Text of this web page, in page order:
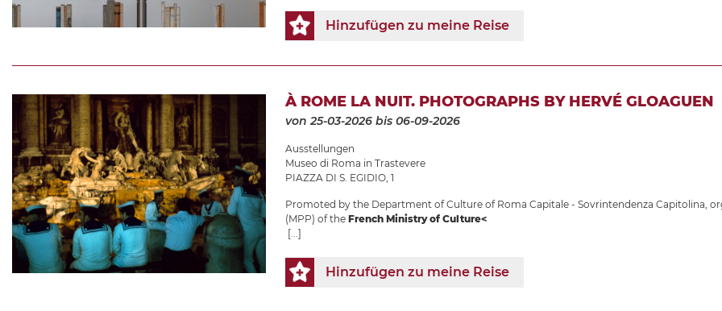
Hinzufügen zu meine Reise
À ROME LA NUIT. PHOTOGRAPHS BY HERVÉ GLOAGUEN
von 25-03-2026 bis 06-09-2026
Ausstellungen
Museo di Roma in Trastevere
PIAZZA DI S. EGIDIO, 1
Promoted by the Department of Culture of Roma Capitale - Sovrintendenza Capitolina,
(MPP) of the French Ministry of Culture<
[...]
Hinzufügen zu meine Reise